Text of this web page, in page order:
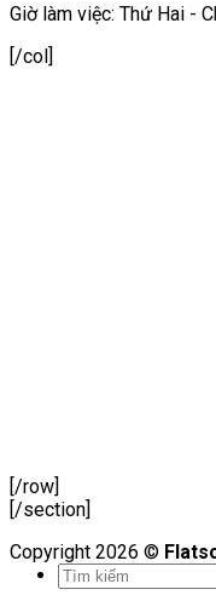
Giờ làm việc: Thứ Hai -
[/col]
[/row]
[/section]
Copyright 2026 ©